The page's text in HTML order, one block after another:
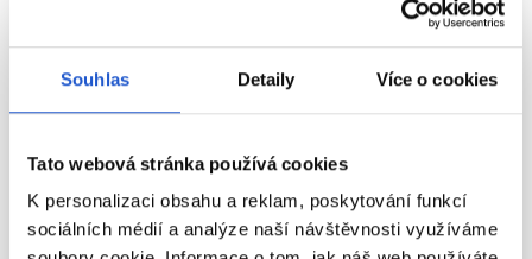
Souhlas Detaily Více o cookies
Tato webová stránka používá cookies
K personalizaci obsahu a reklam, poskytování funkcí
sociálních médií a analýze naší návštěvnosti využíváme
Oficiální distribuce
maska 150ml
Subrina Professional
Péče o barvené vlasy
205 Kč
Oficiální distribuce
šampon tester 25ml
Subrina Professional
Péče o barvené vlasy
35 Kč